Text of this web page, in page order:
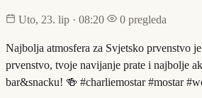
Uto, 23. lip · 08:20 0 pregleda
Najbolja atmosfera za Svjetsko
prvenstvo, tvoje navijanje prate i najbolje
bar&snacku! 🍻 #charliemostar #mostar